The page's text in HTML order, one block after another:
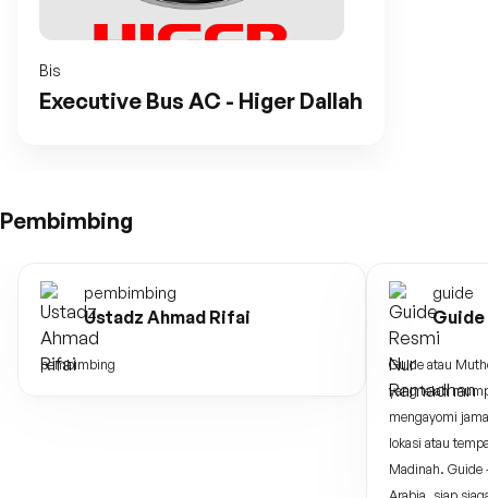
Bis
Executive Bus AC - Higer Dallah
Pembimbing
pembimbing
Ustadz Ahmad Rifai
pembimbing
guide
Guide
Guide atau
yang telah
mengayomi
lokasi atau
Madinah. Guide